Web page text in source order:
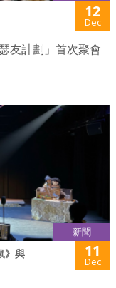
12
Dec
友計劃」首次聚會
新聞
》與
11
Dec